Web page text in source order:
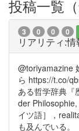
投稿一覧
3 0 0 0
リアリティ:
@toriyamazine
ら https://t.co/
ある哲学辞典『
der
イツ語］，
も及んでいる。